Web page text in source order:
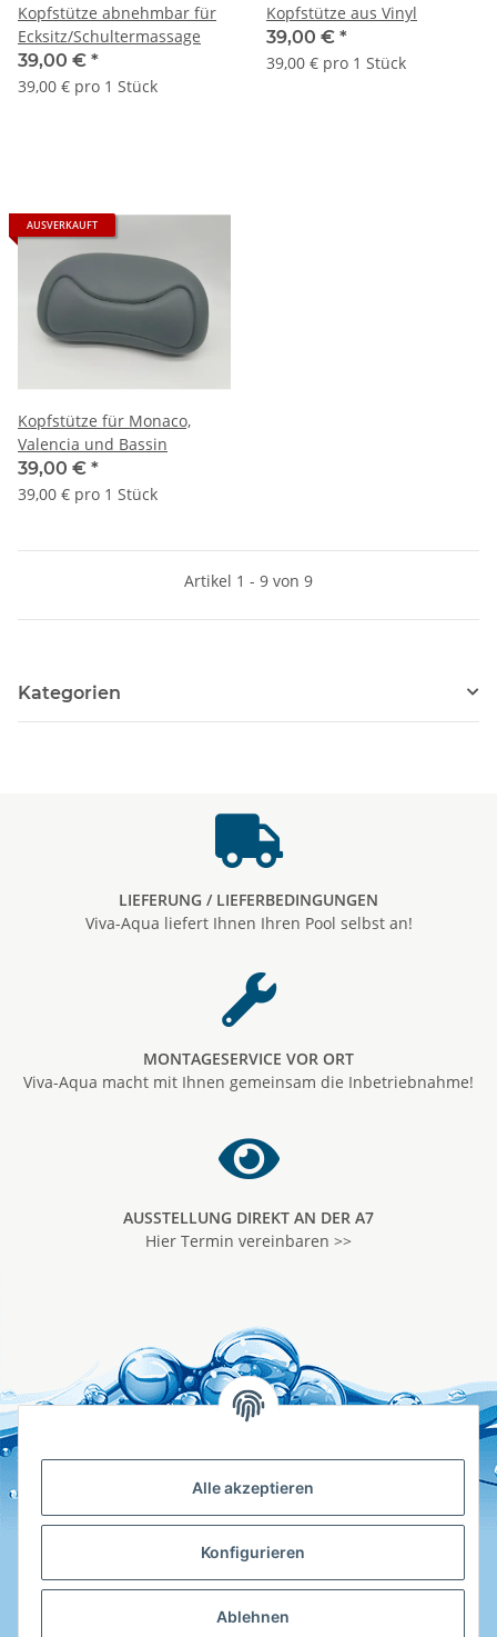
Alle akzeptieren
Konfigurieren
Ablehnen
Kopfstütze abnehmbar für
Ecksitz/Schultermassage
39,00 € *
39,00 € pro 1 Stück
Kopfstütze aus Vinyl
39,00 € *
39,00 € pro 1 Stück
AUSVERKAUFT
Kopfstütze für Monaco,
Valencia und Bassin
39,00 € *
39,00 € pro 1 Stück
Artikel 1 - 9 von 9
Kategorien
LIEFERUNG / LIEFERBEDINGUNGEN
Viva-Aqua liefert Ihnen Ihren Pool selbst an!
MONTAGESERVICE VOR ORT
Viva-Aqua macht mit Ihnen gemeinsam die Inbetriebnahme!
AUSSTELLUNG DIREKT AN DER A7
Hier Termin vereinbaren >>